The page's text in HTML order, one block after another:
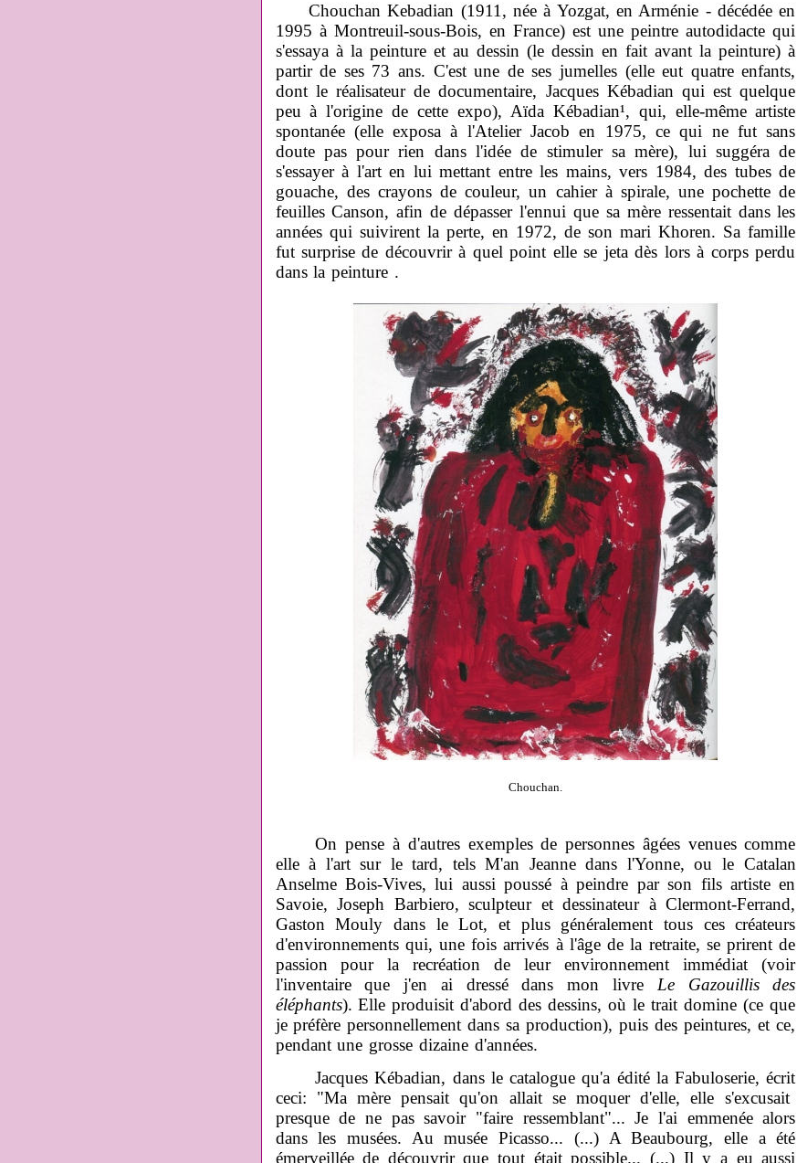
Chouchan Kebadian (1911, née à Yozgat, en Arménie - décédée en
1995 à Montreuil-sous-Bois, en France) est une peintre autodidacte qui
s'essaya à la peinture et au dessin (le dessin en fait avant la peinture) à
partir de ses 73 ans. C'est une de ses jumelles (elle eut quatre enfants,
dont le réalisateur de documentaire, Jacques Kébadian qui est quelque
peu à l'origine de cette expo), Aïda Kébadian¹, qui, elle-même artiste
spontanée (elle exposa à l'Atelier Jacob en 1975, ce qui ne fut sans
doute pas pour rien dans l'idée de stimuler sa mère), lui suggéra de
s'essayer à l'art en lui mettant entre les mains, vers 1984, des tubes de
gouache, des crayons de couleur, un cahier à spirale, une pochette de
feuilles Canson, afin de dépasser l'ennui que sa mère ressentait dans les
années qui suivirent la perte, en 1972, de son mari Khoren. Sa famille
fut surprise de découvrir à quel point elle se jeta dès lorsà corps perdu
dans la peinture .
Chouchan.
On pense à d'autres exemples de personnes âgées venues comme
elleà l'artsur le tard, tels M'an Jeanne dans l'Yonne, ou le Catalan
Anselme Bois-Vives, lui aussi poussé à peindre par son fils artiste en
Savoie, Joseph Barbiero, sculpteur et dessinateur à Clermont-Ferrand,
Gaston Mouly dans le Lot, et plus généralement tous ces créateurs
d'environnements qui, une fois arrivés à l'âge de la retraite, se prirent de
passion pour la recréation de leur environnement immédiat (voir
l'inventaire que j'en ai dressé dans mon livre Le Gazouillis des
éléphants). Elle produisit d'abord des dessins, où le trait domine (ce que
je préfère personnellement dans sa production), puis des peintures, et ce,
pendant une grosse dizaine d'années.
Jacques Kébadian, dans le catalogue qu'a édité la Fabuloserie, écrit
ceci: "Ma mère pensait qu'on allait se moquer d'elle, elle s'excusait
presque de ne pas savoir "faire ressemblant"... Je l'ai emmenée alors
dans les musées. Au musée Picasso... (...) A Beaubourg, elle a été
émerveillée de découvrir que tout était possible... (...) Il y a eu aussi